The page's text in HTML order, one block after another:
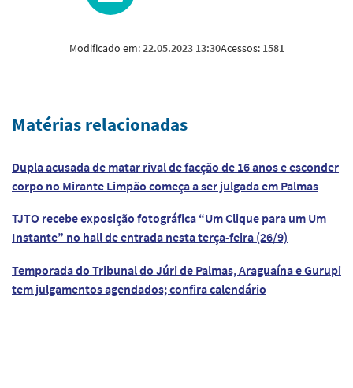
Modificado em:22.05.2023 13:30Acessos: 1581
Matérias relacionadas
Dupla acusada de matar rival de facção de 16 anos e esconder
corpo no Mirante Limpão começa a ser julgada em Palmas
TJTO recebe exposição fotográfica “Um Clique para um Um
Instante” no hall de entrada nesta terça-feira (26/9)
Temporada do Tribunal do Júri de Palmas, Araguaína e Gurupi
tem julgamentos agendados; confira calendário